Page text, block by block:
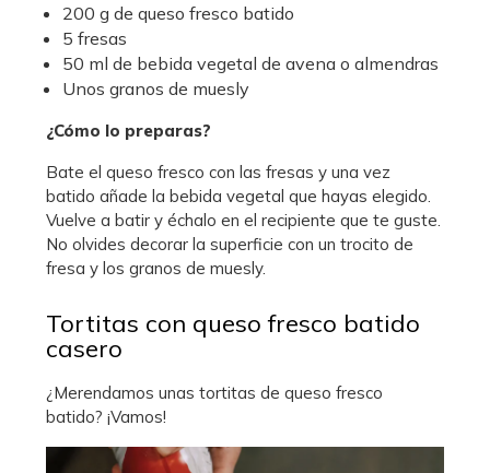
200 g de queso fresco batido
5 fresas
50 ml de bebida vegetal de avena o almendras
Unos granos de muesly
¿Cómo lo preparas?
Bate el queso fresco con las fresas y una vez
batido añade la bebida vegetal que hayas elegido.
Vuelve a batir y échalo en el recipiente que te guste.
No olvides decorar la superficie con un trocito de
fresa y los granos de muesly.
Tortitas con queso fresco batido
casero
¿Merendamos unas tortitas de queso fresco
batido? ¡Vamos!